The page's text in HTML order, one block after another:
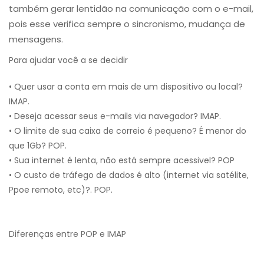
também gerar lentidão na comunicação com o e-mail,
pois esse verifica sempre o sincronismo, mudança de
mensagens.
Para ajudar você a se decidir
• Quer usar a conta em mais de um dispositivo ou local?
IMAP.
• Deseja acessar seus e-mails via navegador? IMAP.
• O limite de sua caixa de correio é pequeno? É menor do
que 1Gb? POP.
• Sua internet é lenta, não está sempre acessivel? POP
• O custo de tráfego de dados é alto (internet via satélite,
Ppoe remoto, etc)?. POP.
Diferenças entre POP e IMAP